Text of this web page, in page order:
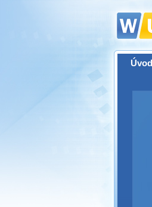
Úvod